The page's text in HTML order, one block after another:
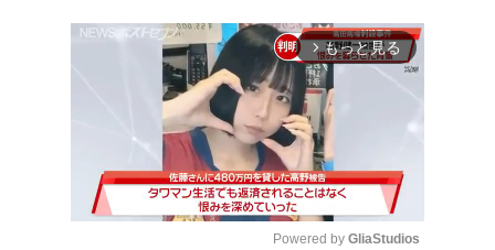
arrow_forward_ios もっと見る
Powered by GliaStudios